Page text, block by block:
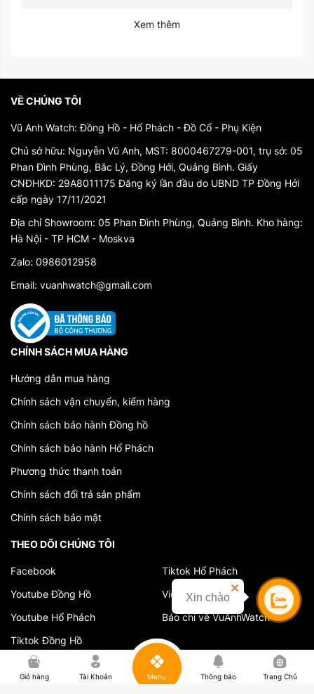
Xem thêm
VỀ CHÚNG TÔI
Vũ Anh Watch: Đồng Hồ - Hổ Phách - Đồ Cổ - Phụ Kiện
Chủ sở hữu: Nguyễn Vũ Anh, MST: 8000467279-001, trụ sở: 05
Phan Đình Phùng, Bắc Lý, Đồng Hới, Quảng Bình. Giấy
CNĐHKD: 29A8011175 Đăng ký lần đầu do UBND TP Đồng Hới
cấp ngày 17/11/2021
Địa chỉ Showroom: 05 Phan Đình Phùng, Quảng Bình. Kho hàng:
Hà Nội - TP HCM - Moskva
Zalo: 0986012958
Email: vuanhwatch@gmail.com
CHÍNH SÁCH MUA HÀNG
Hướng dẫn mua hàng
Chính sách vận chuyển, kiểm hàng
Chính sách bảo hành Đồng hồ
Chính sách bảo hành Hổ Phách
Phương thức thanh toán
Chính sách đổi trả sản phẩm
Chính sách bảo mật
THEO DÕI CHÚNG TÔI
Facebook
Youtube Đồng Hồ
Youtube Hổ Phách
Tiktok Đồng Hồ
Tiktok Hổ Phách
Video cửa hàng
Báo chí về VuAnhWatch
Giỏ hàng Tài Khoản Menu Thông báo Trang Chủ
Xin chào